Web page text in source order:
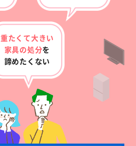
重たくて大きい
家具の処分を
諦めたくない